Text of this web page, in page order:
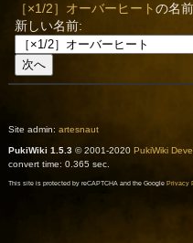
［×1/2］オーバーヒートの名
新しい名前:
Site admin: artesnaut
PukiWiki 1.5.3© 2001-2020 PukiWiki
convert time: 0.365 sec.
This site is protected by reCAPTCHA and the Google Privacy